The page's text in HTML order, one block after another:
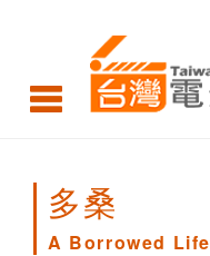
Borrowed
Life
多桑
A Borrowed Life